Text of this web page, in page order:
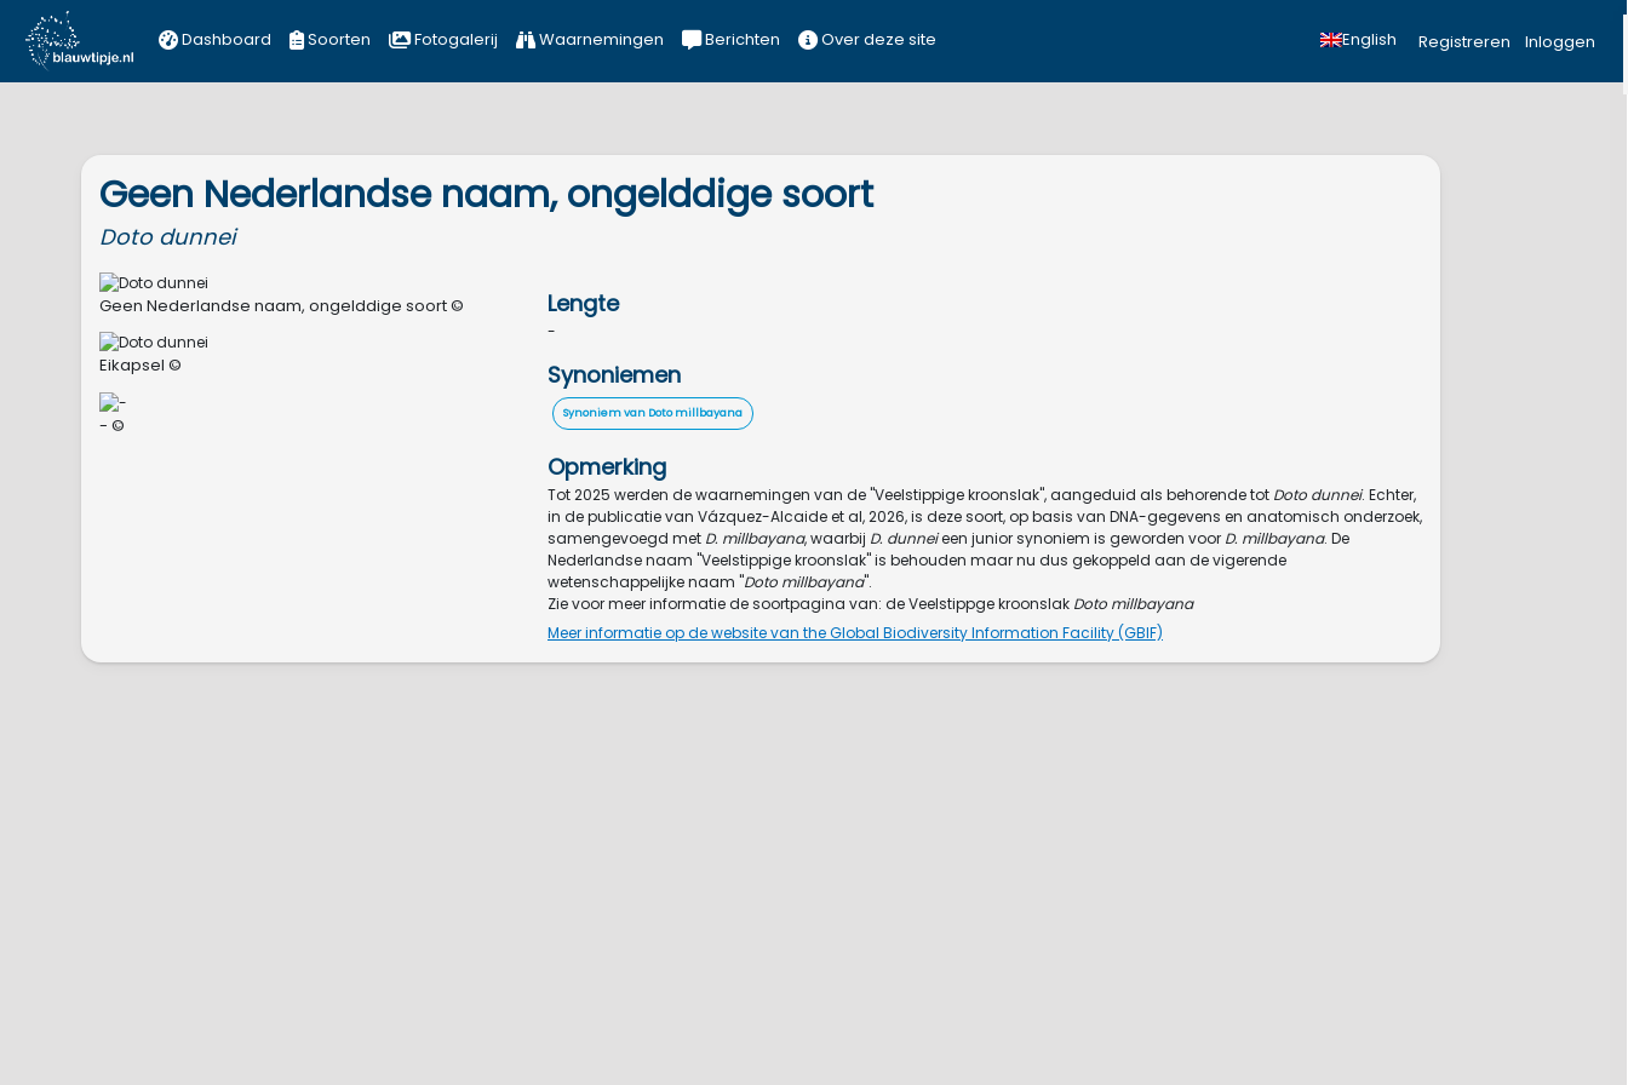
Registreren Inloggen
English
Dashboard Soorten Fotogalerij Waarnemingen Berichten Over deze site
Geen Nederlandse naam, ongelddige soort
Doto dunnei
Geen Nederlandse naam, ongelddige soort ©
Eikapsel ©
- ©
Lengte
-
Synoniemen
Synoniem van Doto millbayana
Opmerking
Tot 2025 werden de waarnemingen van de "Veelstippige kroonslak", aangeduid als behorende tot Doto dunnei. Echter,
in de publicatie van Vázquez-Alcaide et al, 2026, is deze soort, op basis van DNA-gegevens en anatomisch onderzoek,
samengevoegd met D. millbayana, waarbij D. dunneieen junior synoniem is geworden voor D. millbayana. De
Nederlandse naam "Veelstippige kroonslak" is behouden maar nu dus gekoppeld aan de vigerende
wetenschappelijke naam "Doto millbayana".
Zie voor meer informatie de soortpagina van: de Veelstippge kroonslak Doto millbayana
Meer informatie op de website van the Global Biodiversity Information Facility (GBIF)